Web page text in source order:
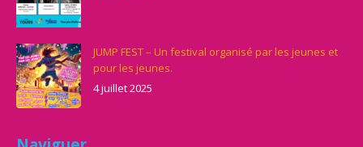
JUMP FEST – Un festival organisé par les jeunes et
pour les jeunes.
4 juillet 2025